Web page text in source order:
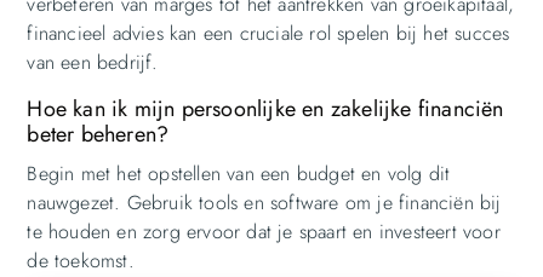
financieel advies kan een cruciale rol spelen bij het succes
van een bedrijf.
Hoe kan ik mijn persoonlijke en zakelijke financiën
beter beheren?
Begin met het opstellen van een budget en volg dit
nauwgezet. Gebruik tools en software om je financiën bij
te houden en zorg ervoor dat je spaart en investeert voor
de toekomst.